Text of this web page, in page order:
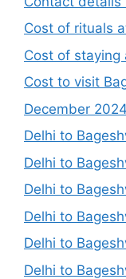
Cost of rituals
Cost of staying
Cost to visit
December
Delhi to
Delhi to
Delhi to
Delhi to
Delhi to
Delhi to